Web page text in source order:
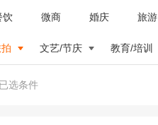
饮 微商 婚庆 旅游
文艺/节庆 教育/培训
选条件